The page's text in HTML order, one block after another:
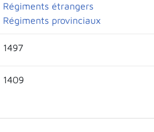
Régiments étrangers
Régiments provinciaux
1497
1409